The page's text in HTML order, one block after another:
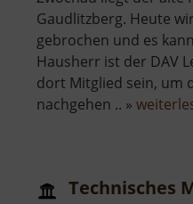
Gaudlitzberg. Heute
gebrochen und es
Hausherr ist der DAV
dort Mitglied sein, um
nachgehen .. »
Technisches